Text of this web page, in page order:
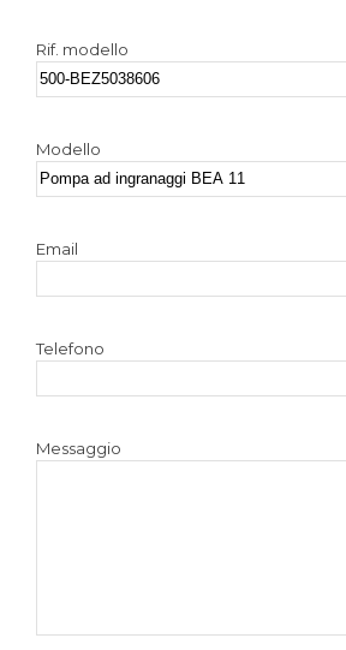
Rif. modello
Modello
Email
Telefono
Messaggio